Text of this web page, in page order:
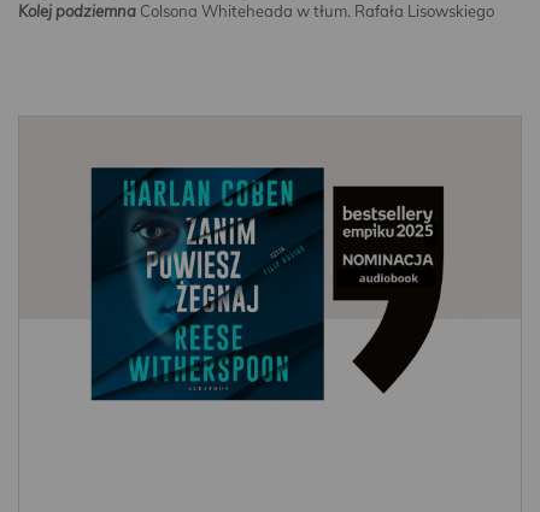
Kolej podziemna Colsona Whiteheada w tłum. Rafała Lisowskiego